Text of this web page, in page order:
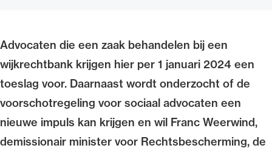
Advocaten die een zaak behandelen bij een
wijkrechtbank krijgen hier per 1 januari 2024 een
toeslag voor. Daarnaast wordt onderzocht of de
voorschotregeling voor sociaal advocaten een
nieuwe impuls kan krijgen en wil Franc Weerwind,
demissionair minister voor Rechtsbescherming, de
advocatuur (Roda).